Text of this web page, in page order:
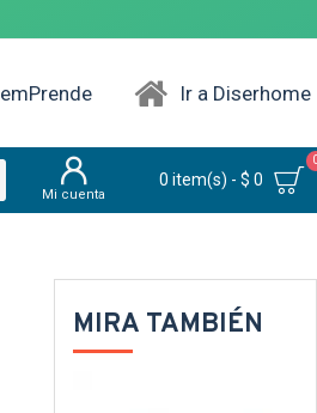
emPrende Ir a Diserhome
Mi cuenta
0 item(s) - $ 0
MIRA TAMBIÉN